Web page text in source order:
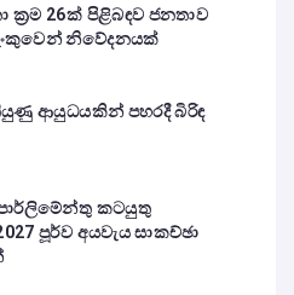
26ක් පිළිබඳව ජනතාව
නිවේදනයක්
ආයුධයකින් පහරදී බිරිඳ
කටයුතු
පූර්ව අයවැය සාකච්ඡා